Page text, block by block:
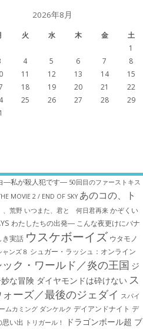
2026年8月
火 水 木 金
土
1
4 5 6 7
8
11 12 13 14
15
18 19 20 21
22
25 26 27 28
29
―私が殺人犯です― 50回目のファーストキス
MOVIE 2 / END OF SKY あのコの、ト
、荒野 いつまた、君と 何日君再来 かぞくい
わたしたちの出発― こんな夜更けにバナ
実話 ウスケボーイズ ウタモノ
ャンズ８ シュガー・ラッシュ：オ​ンライン
ク・ワールド／炎の王国 ジ
な冒険 ダイヤモンドは砕けない ス
ーズ／最後のジェダイ スパイ
ムカミング ダンケルク デイアンドナイト デ
思い出
トリガール！ ドラゴンボール超 ブ